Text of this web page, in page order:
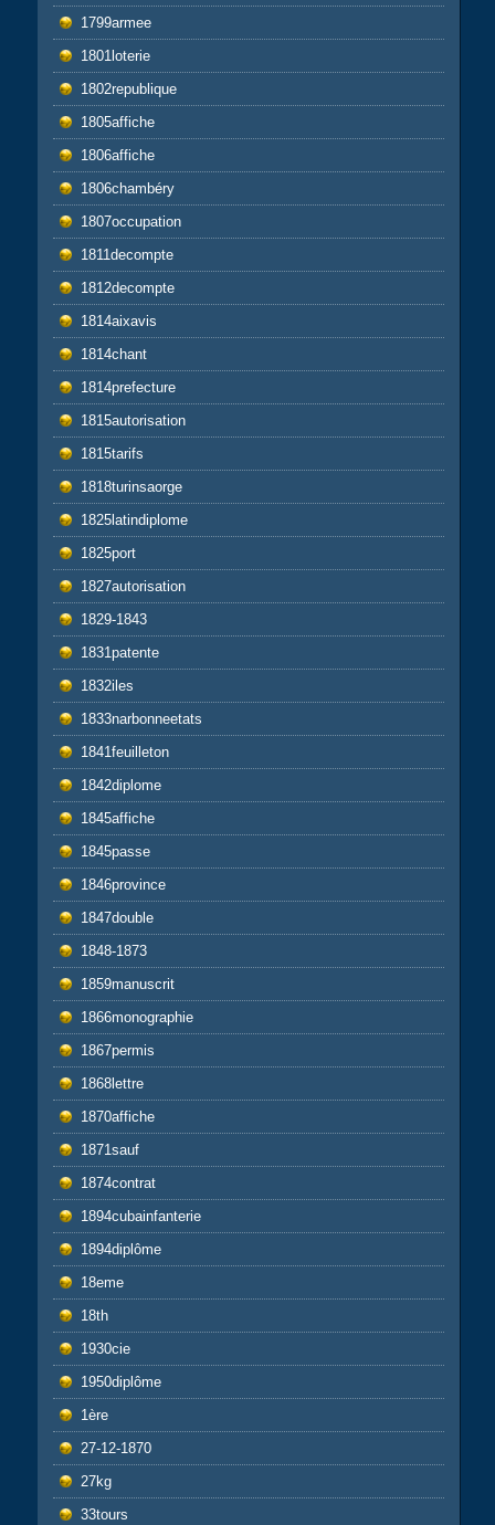
1799armee
1801loterie
1802republique
1805affiche
1806affiche
1806chambéry
1807occupation
1811decompte
1812decompte
1814aixavis
1814chant
1814prefecture
1815autorisation
1815tarifs
1818turinsaorge
1825latindiplome
1825port
1827autorisation
1829-1843
1831patente
1832iles
1833narbonneetats
1841feuilleton
1842diplome
1845affiche
1845passe
1846province
1847double
1848-1873
1859manuscrit
1866monographie
1867permis
1868lettre
1870affiche
1871sauf
1874contrat
1894cubainfanterie
1894diplôme
18eme
18th
1930cie
1950diplôme
1ère
27-12-1870
27kg
33tours